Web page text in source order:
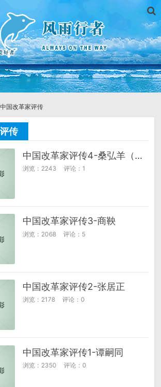
国改革家评传
传
中国改革家评传4-桑弘羊（兼谈汉武帝）
浏览：2243 评论：1
中国改革家评传3-商鞅
浏览：2068 评论：5
中国改革家评传2-张居正
浏览：2178 评论：0
中国改革家评传1-谭嗣同
浏览：2350 评论：0